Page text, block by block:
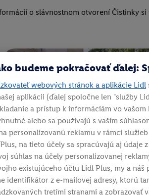
o slávnostnom otvorení Čistinky si
budeme pokračovať ďalej:
webových stránok a aplikácie Lidl
aplikácii (ďalej spoločne len "služby
a prístup k informáciám vo
alebo sa používajú s vaším
personalizovanú reklamu v rámci
na tieto účely sa spracúvajú aj údaje
súhlas na účely personalizovanej
existujúceho účtu Lidl Plus, my a
identifikátor z e-mailovej adresy, ktorú
tretími stranami a zobrazovať